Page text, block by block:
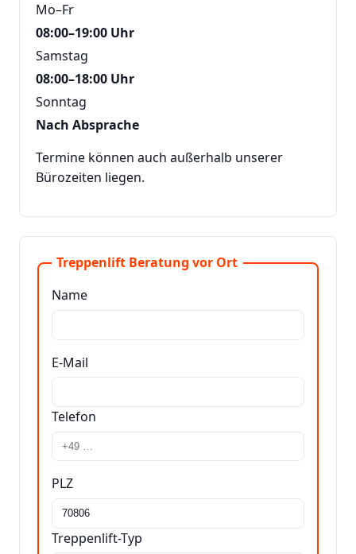
Mo–Fr
08:00–19:00 Uhr
Samstag
08:00–18:00 Uhr
Sonntag
Nach Absprache
Termine können auch außerhalb unserer
Bürozeiten liegen.
Treppenlift Beratung vor Ort
Name
E-Mail
Telefon
PLZ
Treppenlift-Typ